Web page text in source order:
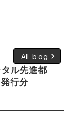
All blog keyboard_arrow_right
ル先進都
行分